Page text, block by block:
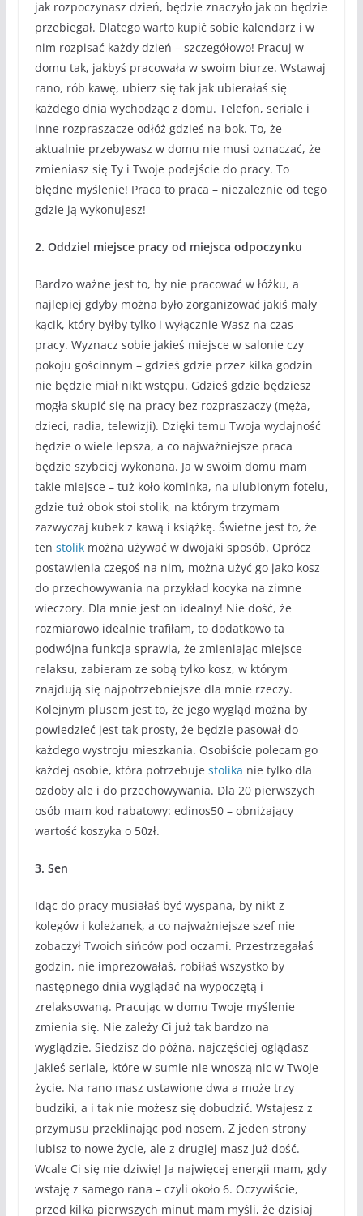
jak rozpoczynasz dzień, będzie znaczyło jak on będzie
przebiegał. Dlatego warto kupić sobie kalendarz i w
nim rozpisać każdy dzień – szczegółowo! Pracuj w
domu tak, jakbyś pracowała w swoim biurze. Wstawaj
rano, rób kawę, ubierz się tak jak ubierałaś się
każdego dnia wychodząc z domu. Telefon, seriale i
inne rozpraszacze odłóż gdzieś na bok. To, że
aktualnie przebywasz w domu nie musi oznaczać, że
zmieniasz się Ty i Twoje podejście do pracy. To
błędne myślenie! Praca to praca – niezależnie od tego
gdzie ją wykonujesz!
2. Oddziel miejsce pracy od miejsca odpoczynku
Bardzo ważne jest to, by nie pracować w łóżku, a
najlepiej gdyby można było zorganizować jakiś mały
kącik, który byłby tylko i wyłącznie Wasz na czas
pracy. Wyznacz sobie jakieś miejsce w salonie czy
pokoju gościnnym – gdzieś gdzie przez kilka godzin
nie będzie miał nikt wstępu. Gdzieś gdzie będziesz
mogła skupić się na pracy bez rozpraszaczy (męża,
dzieci, radia, telewizji). Dzięki temu Twoja wydajność
będzie o wiele lepsza, a co najważniejsze praca
będzie szybciej wykonana. Ja w swoim domu mam
takie miejsce – tuż koło kominka, na ulubionym fotelu,
gdzie tuż obok stoi stolik, na którym trzymam
zazwyczaj kubek z kawą i książkę. Świetne jest to, że
ten stolikmożna używać w dwojaki sposób. Oprócz
postawienia czegoś na nim, można użyć go jako kosz
do przechowywania na przykład kocyka na zimne
wieczory. Dla mnie jest on idealny! Nie dość, że
rozmiarowo idealnie trafiłam, to dodatkowo ta
podwójna funkcja sprawia, że zmieniając miejsce
relaksu, zabieram ze sobą tylko kosz, w którym
znajdują się najpotrzebniejsze dla mnie rzeczy.
Kolejnym plusem jest to, że jego wygląd można by
powiedzieć jest tak prosty, że będzie pasował do
każdego wystroju mieszkania. Osobiście polecam go
każdej osobie, która potrzebuje stolika nie tylko dla
ozdoby ale i do przechowywania. Dla 20 pierwszych
osób mam kod rabatowy: edinos50 – obniżający
wartość koszyka o 50zł.
3. Sen
Idąc do pracy musiałaś być wyspana, by nikt z
kolegów i koleżanek, a co najważniejsze szef nie
zobaczył Twoich sińców pod oczami. Przestrzegałaś
godzin, nie imprezowałaś, robiłaś wszystko by
następnego dnia wyglądać na wypoczętą i
zrelaksowaną. Pracując w domu Twoje myślenie
zmienia się. Nie zależy Ci już tak bardzo na
wyglądzie. Siedzisz do późna, najczęściej oglądasz
jakieś seriale, które w sumie nie wnoszą nic w Twoje
życie. Na rano masz ustawione dwa a może trzy
budziki, a i tak nie możesz się dobudzić. Wstajesz z
przymusu przeklinając pod nosem. Z jeden strony
lubisz to nowe życie, ale z drugiej masz już dość.
Wcale Ci się nie dziwię! Ja najwięcej energii mam, gdy
wstaję z samego rana – czyli około 6. Oczywiście,
przed kilka pierwszych minut mam myśli, że dzisiaj